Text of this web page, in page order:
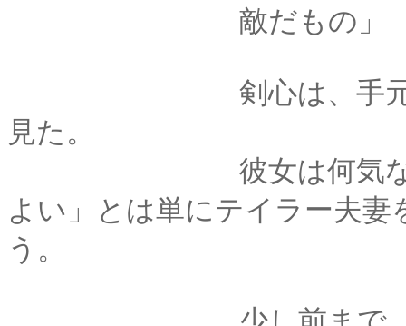
敵だもの」
剣心は、手元の菓子
見た。
彼女は何気ない調子
よい」とは単にテイラー夫
う。